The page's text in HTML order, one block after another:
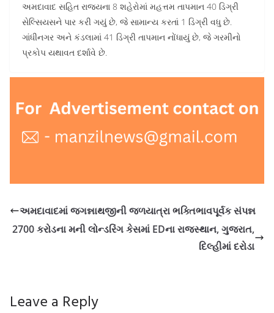
અમદાવાદ સહિત રાજ્યના 8 શહેરોમાં મહત્તમ તાપમાન 40 ડિગ્રી
સેલ્સિયસને પાર કરી ગયું છે, જે સામાન્ય કરતાં 1 ડિગ્રી વધુ છે.
ગાંધીનગર અને કંડલામાં 41 ડિગ્રી તાપમાન નોંધાયું છે, જે ગરમીનો
પ્રકોપ યથાવત દર્શાવે છે.
અમદાવાદમાં જગન્નાથજીની જળયાત્રા ભક્તિભાવપૂર્વક સંપન્ન
2700 કરોડના મની લોન્ડરિંગ કેસમાં EDના રાજસ્થાન, ગુજરાત,
દિલ્હીમાં દરોડા
Leave a Reply